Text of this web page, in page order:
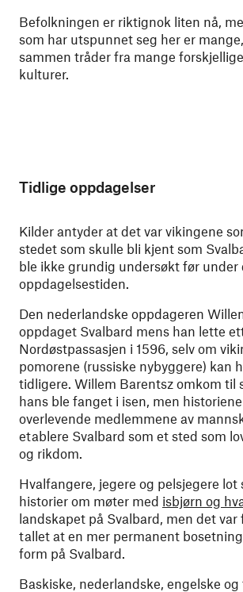
Befolkningen er riktignok liten nå,
som har utspunnet seg her er
sammen tråder fra mange
kulturer.
Tidlige oppdagelser
Kilder antyder at det var vikingene
stedet som skulle bli kjent som
ble ikke grundig undersøkt før under
oppdagelsestiden.
Den nederlandske oppdageren
oppdaget Svalbard mens han lette
Nordøstpassasjen i 1596, selv om
pomorene (russiske nybyggere) kan
tidligere. Willem Barentsz omkom til
hans ble fanget i isen, men
overlevende medlemmene av
etablere Svalbard som et sted som
og rikdom.
Hvalfangere, jegere og pelsjegere lot
historier om møter med isbjørn og
landskapet på Svalbard, men det
tallet at en mer permanent
form på Svalbard.
Baskiske, nederlandske, engelske og